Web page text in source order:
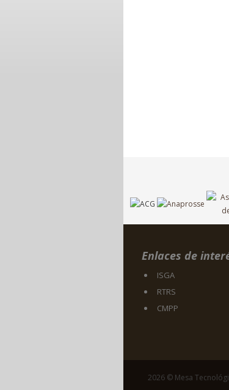
Enlaces de
ISGA
RTRS
CMPP
2026 © Mesa